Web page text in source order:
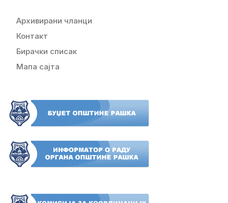
Архивирани чланци
Контакт
Бирачки списак
Мапа сајта